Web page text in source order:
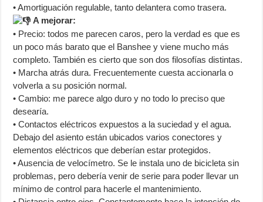
• Amortiguación regulable, tanto delantera como trasera.
A mejorar:
• Precio: todos me parecen caros, pero la verdad es que es
un poco más barato que el Banshee y viene mucho más
completo. También es cierto que son dos filosofías distintas.
• Marcha atrás dura. Frecuentemente cuesta accionarla o
volverla a su posición normal.
• Cambio: me parece algo duro y no todo lo preciso que
desearía.
• Contactos eléctricos expuestos a la suciedad y el agua.
Debajo del asiento están ubicados varios conectores y
elementos eléctricos que deberían estar protegidos.
• Ausencia de velocímetro. Se le instala uno de bicicleta sin
problemas, pero debería venir de serie para poder llevar un
mínimo de control para hacerle el mantenimiento.